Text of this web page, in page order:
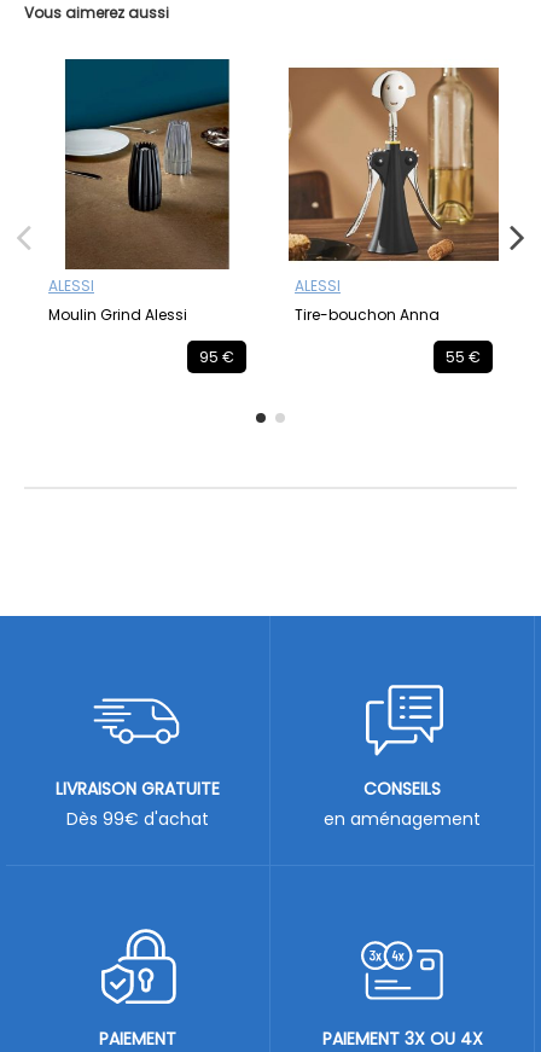
Vous aimerez aussi
ALESSI
Moulin Grind Alessi
95 €
ALESSI
Tire-bouchon Anna
55 €
LIVRAISON GRATUITE
Dès 99€ d'achat
CONSEILS
en aménagement
PAIEMENT
PAIEMENT 3X OU 4X